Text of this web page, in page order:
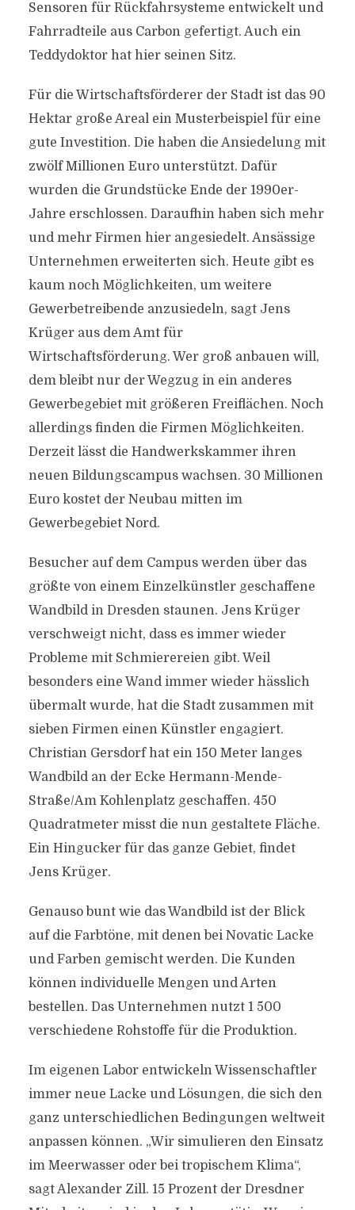
Sensoren für Rückfahrsysteme entwickelt und
Fahrradteile aus Carbon gefertigt. Auch ein
Teddydoktor hat hier seinen Sitz.
Für die Wirtschaftsförderer der Stadt ist das 90
Hektar große Areal ein Musterbeispiel für eine
gute Investition. Die haben die Ansiedelung mit
zwölf Millionen Euro unterstützt. Dafür
wurden die Grundstücke Ende der 1990er-
Jahre erschlossen. Daraufhin haben sich mehr
und mehr Firmen hier angesiedelt. Ansässige
Unternehmen erweiterten sich. Heute gibt es
kaum noch Möglichkeiten, um weitere
Gewerbetreibende anzusiedeln, sagt Jens
Krüger aus dem Amt für
Wirtschaftsförderung. Wer groß anbauen will,
dem bleibt nur der Wegzug in ein anderes
Gewerbegebiet mit größeren Freiflächen. Noch
allerdings finden die Firmen Möglichkeiten.
Derzeit lässt die Handwerkskammer ihren
neuen Bildungscampus wachsen. 30 Millionen
Euro kostet der Neubau mitten im
Gewerbegebiet Nord.
Besucher auf dem Campus werden über das
größte von einem Einzelkünstler geschaffene
Wandbild in Dresden staunen. Jens Krüger
verschweigt nicht, dass es immer wieder
Probleme mit Schmierereien gibt. Weil
besonders eine Wand immer wieder hässlich
übermalt wurde, hat die Stadt zusammen mit
sieben Firmen einen Künstler engagiert.
Christian Gersdorf hat ein 150 Meter langes
Wandbild an der Ecke Hermann-Mende-
Straße/Am Kohlenplatz geschaffen. 450
Quadratmeter misst die nun gestaltete Fläche.
Ein Hingucker für das ganze Gebiet, findet
Jens Krüger.
Genauso bunt wie das Wandbild ist der Blick
auf die Farbtöne, mit denen bei Novatic Lacke
und Farben gemischt werden. Die Kunden
können individuelle Mengen und Arten
bestellen. Das Unternehmen nutzt 1 500
verschiedene Rohstoffe für die Produktion.
Im eigenen Labor entwickeln Wissenschaftler
immer neue Lacke und Lösungen, die sich den
ganz unterschiedlichen Bedingungen weltweit
anpassen können. „Wir simulieren den Einsatz
im Meerwasser oder bei tropischem Klima“,
sagt Alexander Zill. 15 Prozent der Dresdner